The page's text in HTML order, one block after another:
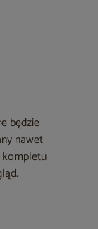
będzie
nawet
kompletu